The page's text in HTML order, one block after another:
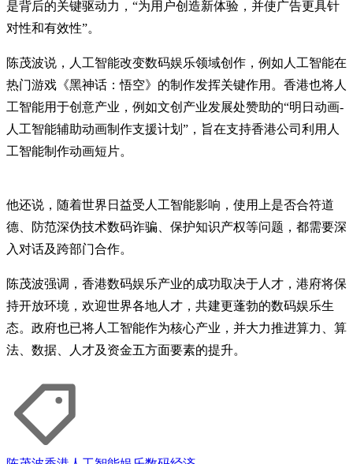
是背后的关键驱动力，“为用户创造新体验，并使广告更具针
对性和有效性”。
陈茂波说，人工智能改变数码娱乐领域创作，例如人工智能在
热门游戏《黑神话：悟空》的制作发挥关键作用。香港也将人
工智能用于创意产业，例如文创产业发展处赞助的“明日动画-
人工智能辅助动画制作支援计划”，旨在支持香港公司利用人
工智能制作动画短片。
他还说，随着世界日益受人工智能影响，使用上是否合符道
德、防范深伪技术数码诈骗、保护知识产权等问题，都需要深
入对话及跨部门合作。
陈茂波强调，香港数码娱乐产业的成功取决于人才，港府将保
持开放环境，欢迎世界各地人才，共建更蓬勃的数码娱乐生
态。政府也已将人工智能作为核心产业，并大力推进算力、算
法、数据、人才及资金五方面要素的提升。